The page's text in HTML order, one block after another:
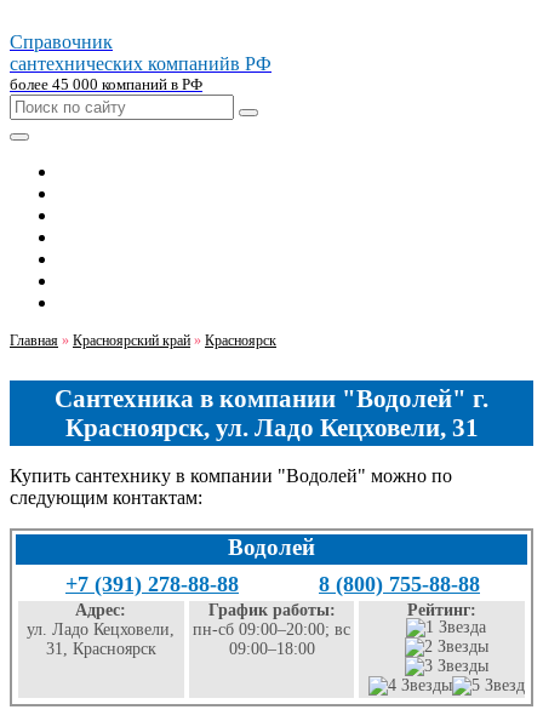
Справочник
сантехнических компанийв РФ
более 45 000 компаний в РФ
Главная » Красноярский край » Красноярск
Сантехника в компании "Водолей" г.
Красноярск, ул. Ладо Кецховели, 31
Купить сантехнику в компании "Водолей" можно по
следующим контактам:
Водолей
+7 (391) 278-88-88 8 (800) 755-88-88
Адрес:
ул. Ладо Кецховели,
31, Красноярск
График работы:
пн-сб 09:00–20:00; вс
09:00–18:00
Рейтинг: